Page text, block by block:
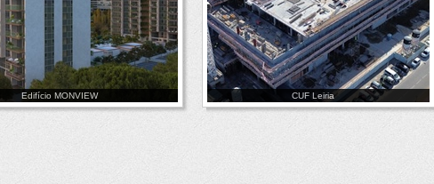
Edifício MONVIEW CUF Leiria